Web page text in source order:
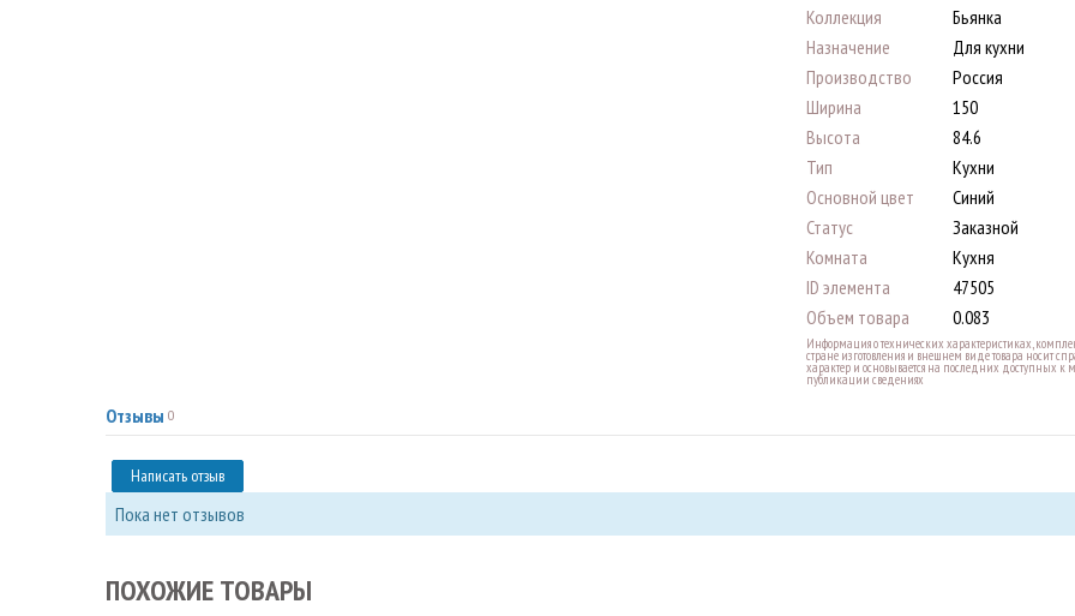
Коллекция
Бьянка
Назначение
Для кухни
Производство
Россия
Ширина
150
Высота
84.6
Тип
Кухни
Основной цвет
Синий
Статус
Заказной
Комната
Кухня
ID элемента
47505
Объем товара
0.083
Информация о технических характеристиках,
стране изготовления и внешнем виде товара носит
характер и основывается на последних доступных к
публикации сведениях
Отзывы 0
Написать отзыв
Пока нет отзывов
ПОХОЖИЕ ТОВАРЫ